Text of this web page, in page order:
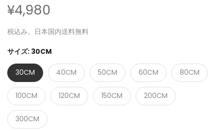
¥4,980
税込み。日本国内送料無料
サイズ: 30CM
30CM 40CM 50CM 60CM 80CM
100CM 120CM 150CM 200CM
300CM